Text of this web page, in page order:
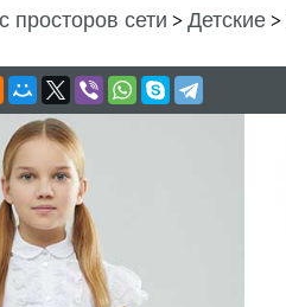
просторов сети > Детские >